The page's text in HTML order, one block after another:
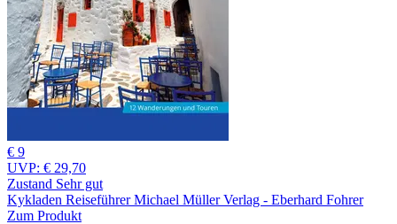
€ 9
UVP: € 29,70
Zustand Sehr gut
Kykladen Reiseführer Michael Müller Verlag - Eberhard Fohrer
Zum Produkt